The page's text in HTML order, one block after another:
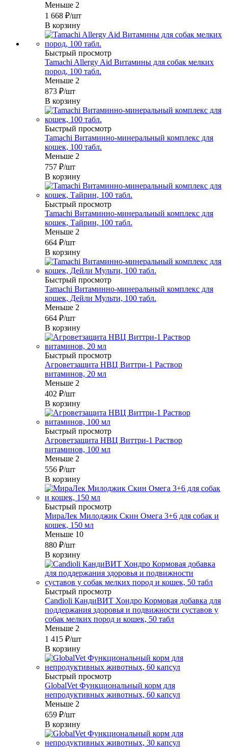
Меньше 2
1 668 ₽/шт
В корзину
Быстрый просмотр
Tamachi Allergy Aid Витамины для собак мелких
пород, 100 табл.
Меньше 2
873 ₽/шт
В корзину
Быстрый просмотр
Tamachi Витаминно-минеральный комплекс для
кошек, 100 табл.
Меньше 2
757 ₽/шт
В корзину
Быстрый просмотр
Tamachi Витаминно-минеральный комплекс для
кошек, Тайрин, 100 табл.
Меньше 2
664 ₽/шт
В корзину
Быстрый просмотр
Tamachi Витаминно-минеральный комплекс для
кошек, Дейли Мульти, 100 табл.
Меньше 2
664 ₽/шт
В корзину
Быстрый просмотр
Агроветзащита НВЦ Виттри-1 Раствор
витаминов, 20 мл
Меньше 2
402 ₽/шт
В корзину
Быстрый просмотр
Агроветзащита НВЦ Виттри-1 Раствор
витаминов, 100 мл
Меньше 2
556 ₽/шт
В корзину
Быстрый просмотр
МираЛек Милоджик Скин Омега 3+6 для собак и
кошек, 150 мл
Меньше 10
880 ₽/шт
В корзину
Быстрый просмотр
Candioli КандиВИТ Хондро Кормовая добавка для
поддержания здоровья и подвижности суставов у
собак мелких пород и кошек, 50 табл
Меньше 2
1 415 ₽/шт
В корзину
Быстрый просмотр
GlobalVet Функциональный корм для
непродуктивных животных, 60 капсул
Меньше 2
659 ₽/шт
В корзину